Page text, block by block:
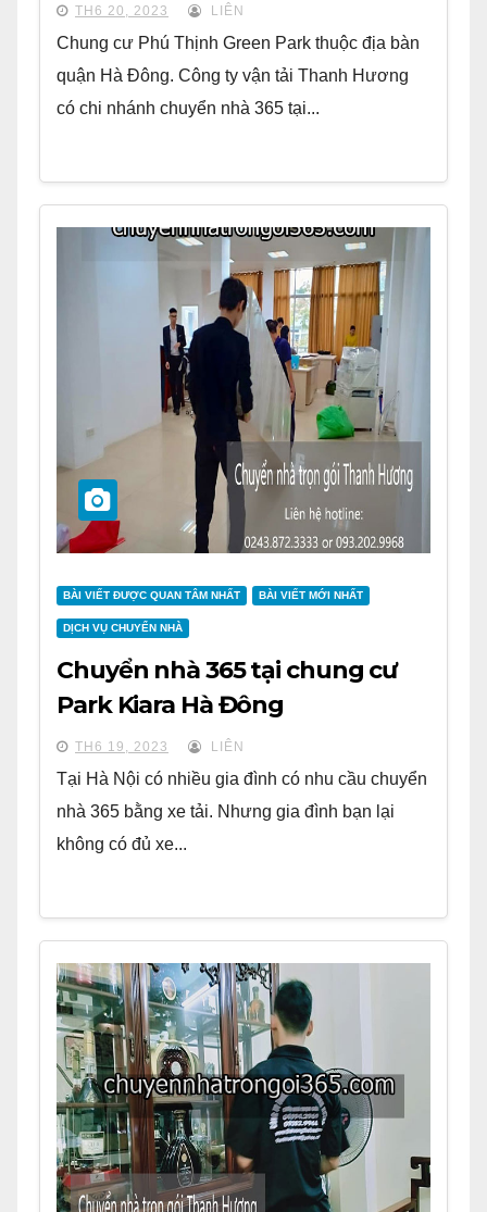
TH6 20, 2023 LIÊN
Chung cư Phú Thịnh Green Park thuộc địa bàn
quận Hà Đông. Công ty vận tải Thanh Hương
có chi nhánh chuyển nhà 365 tại...
BÀI VIẾT ĐƯỢC QUAN TÂM NHẤT BÀI VIẾT MỚI NHẤT
DỊCH VỤ CHUYỂN NHÀ
Chuyển nhà 365 tại chung cư
Park Kiara Hà Đông
TH6 19, 2023 LIÊN
Tại Hà Nội có nhiều gia đình có nhu cầu chuyển
nhà 365 bằng xe tải. Nhưng gia đình bạn lại
không có đủ xe...